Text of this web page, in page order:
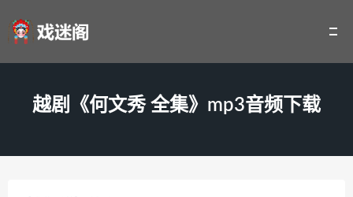
越剧《何文秀 全集》mp3音频下载